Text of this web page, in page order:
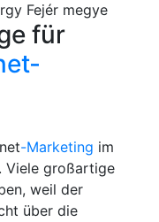
Fejér megye
für
-Marketing im
Viele großartige
weil der
über die